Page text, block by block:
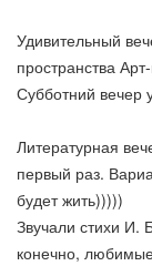
Удивительный
пространства
Субботний вечер
Литературная
первый раз.
будет жить)))))
Звучали стихи И.
конечно,